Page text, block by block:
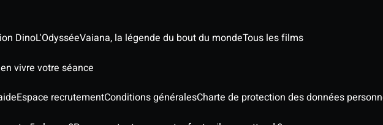
DinoL'OdysséeVaiana, la légende du bout du mondeTous les films
vivre votre séance
Espace recrutementConditions généralesCharte de protection des données